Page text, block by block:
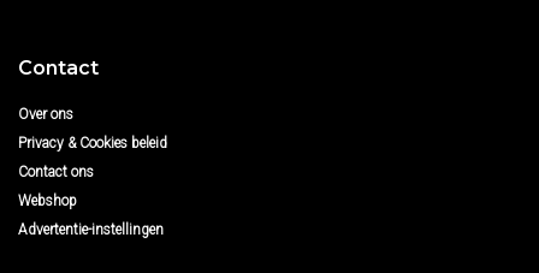
Contact
Over ons
Privacy & Cookies beleid
Contact ons
Webshop
Advertentie-instellingen